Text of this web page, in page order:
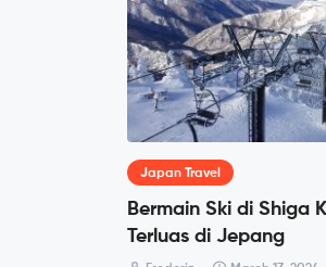
Japan Travel
Bermain Ski di Shiga
Terluas di Jepang